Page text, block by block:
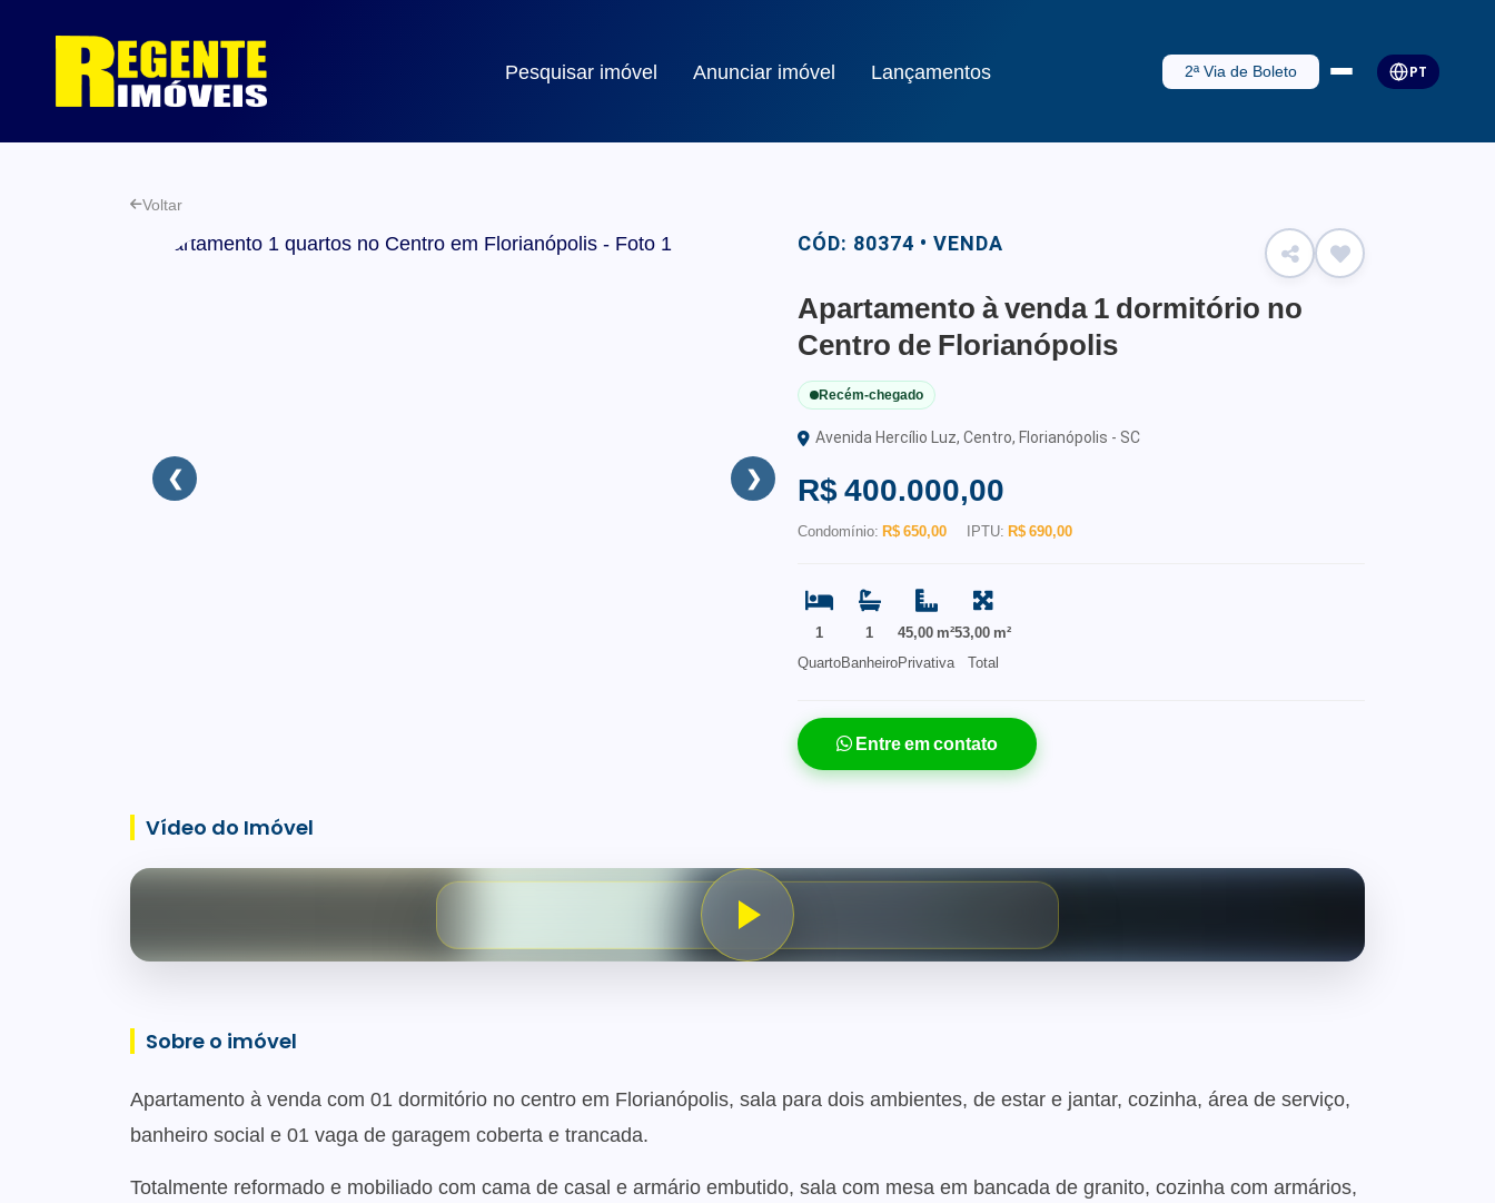
Pesquisar imóvel Anunciar imóvel Lançamentos 2ª Via de Boleto PT
Voltar
❮ ❯
CÓD: 80374 • VENDA
Apartamento à venda 1 dormitório no
Centro de Florianópolis
Recém-chegado
Avenida Hercílio Luz, Centro, Florianópolis - SC
R$ 400.000,00
Condomínio: R$ 650,00 IPTU: R$ 690,00
1
Quarto
1
Banheiro
45,00 m²
Privativa
53,00 m²
Total
Entre em contato
Vídeo do Imóvel
Sobre o imóvel
Apartamento à venda com 01 dormitório no centro em Florianópolis, sala para dois ambientes, de estar e jantar, cozinha, área de serviço,
banheiro social e 01 vaga de garagem coberta e trancada.
Totalmente reformado e mobiliado com cama de casal e armário embutido, sala com mesa em bancada de granito, cozinha com armários,